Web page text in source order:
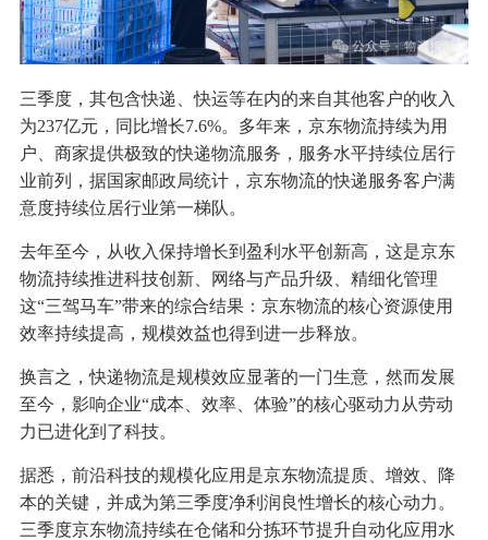
三季度，其包含快递、快运等在内的来自其他客户的收入
为237亿元，同比增长7.6%。多年来，京东物流持续为用
户、商家提供极致的快递物流服务，服务水平持续位居行
业前列，据国家邮政局统计，京东物流的快递服务客户满
意度持续位居行业第一梯队。
去年至今，从收入保持增长到盈利水平创新高，这是京东
物流持续推进科技创新、网络与产品升级、精细化管理
这“三驾马车”带来的综合结果：京东物流的核心资源使用
效率持续提高，规模效益也得到进一步释放。
换言之，快递物流是规模效应显著的一门生意，然而发展
至今，影响企业“成本、效率、体验”的核心驱动力从劳动
力已进化到了科技。
据悉，前沿科技的规模化应用是京东物流提质、增效、降
本的关键，并成为第三季度净利润良性增长的核心动力。
三季度京东物流持续在仓储和分拣环节提升自动化应用水